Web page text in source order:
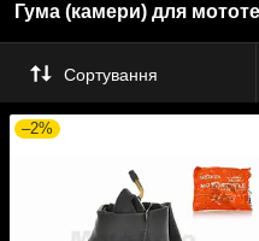
Гума (камери) для
Сортування
–2%